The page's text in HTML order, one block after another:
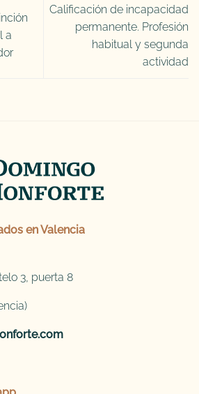
a
Calificación de incapacidad
permanente. Profesión
habitual y segunda
actividad
en Valencia
3, puerta 8